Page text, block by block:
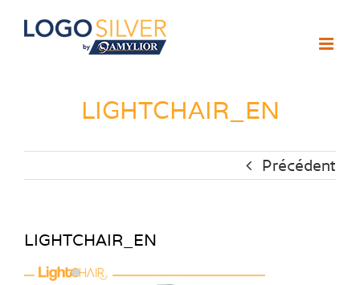
Passer
LIGHTCHAIR_EN
Précédent
LIGHTCHAIR_EN